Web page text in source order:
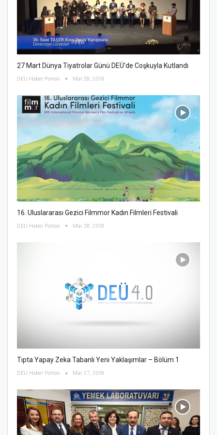
27 Mart Dünya Tiyatrolar Günü DEÜ’de Coşkuyla Kutlandı
DEU Haber Portalı Mar 28, 2018
16. Uluslararası Gezici Filmmor Kadın Filmleri Festivali
DEU Haber Portalı Mar 28, 2018
Tıpta Yapay Zeka Tabanlı Yeni Yaklaşımlar – Bölüm 1
DEU Haber Portalı Mar 27, 2018